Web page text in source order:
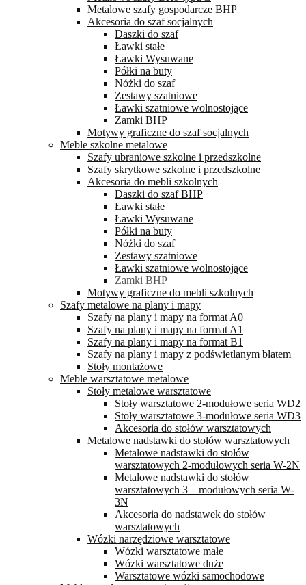
Metalowe szafy gospodarcze BHP
Akcesoria do szaf socjalnych
Daszki do szaf
Ławki stałe
Ławki Wysuwane
Półki na buty
Nóżki do szaf
Zestawy szatniowe
Ławki szatniowe wolnostojące
Zamki BHP
Motywy graficzne do szaf socjalnych
Meble szkolne metalowe
Szafy ubraniowe szkolne i przedszkolne
Szafy skrytkowe szkolne i przedszkolne
Akcesoria do mebli szkolnych
Daszki do szaf BHP
Ławki stałe
Ławki Wysuwane
Półki na buty
Nóżki do szaf
Zestawy szatniowe
Ławki szatniowe wolnostojące
Zamki BHP
Motywy graficzne do mebli szkolnych
Szafy metalowe na plany i mapy
Szafy na plany i mapy na format A0
Szafy na plany i mapy na format A1
Szafy na plany i mapy na format B1
Szafy na plany i mapy z podświetlanym blatem
Stoły montażowe
Meble warsztatowe metalowe
Stoły metalowe warsztatowe
Stoły warsztatowe 2-modułowe seria WD2
Stoły warsztatowe 3-modułowe seria WD3
Akcesoria do stołów warsztatowych
Metalowe nadstawki do stołów warsztatowych
Metalowe nadstawki do stołów
warsztatowych 2-modułowych seria W-2N
Metalowe nadstawki do stołów
warsztatowych 3 – modułowych seria W-
3N
Akcesoria do nadstawek do stołów
warsztatowych
Wózki narzędziowe warsztatowe
Wózki warsztatowe małe
Wózki warsztatowe duże
Warsztatowe wózki samochodowe